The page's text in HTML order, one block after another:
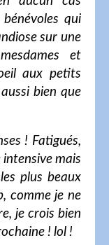
qui
sur une
et
aux petits
bien que
! Fatigués,
mais
plus beaux
comme je ne
je crois bien
! lol !